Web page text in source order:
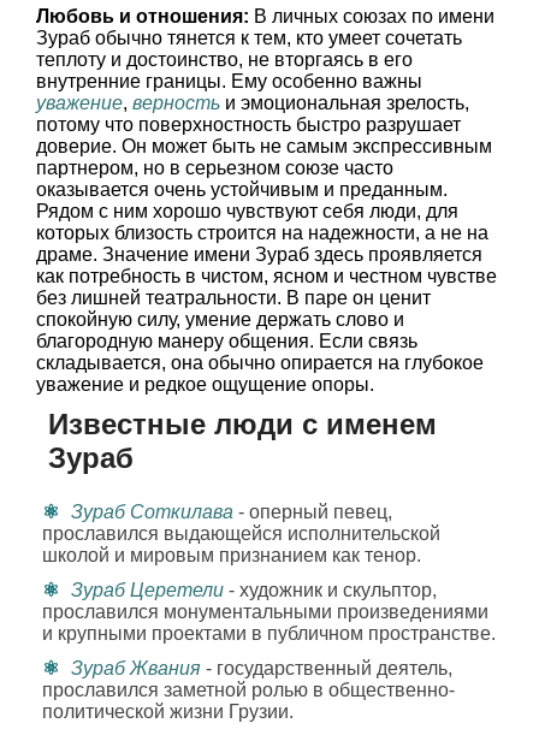
Любовь и отношения: В личных союзах по имени
Зураб обычно тянется к тем, кто умеет сочетать
теплоту и достоинство, не вторгаясь в его
внутренние границы. Ему особенно важны
уважение, верность и эмоциональная зрелость,
потому что поверхностность быстро разрушает
доверие. Он может быть не самым экспрессивным
партнером, но в серьезном союзе часто
оказывается очень устойчивым и преданным.
Рядом с ним хорошо чувствуют себя люди, для
которых близость строится на надежности, а не на
драме. Значение имени Зураб здесь проявляется
как потребность в чистом, ясном и честном чувстве
без лишней театральности. В паре он ценит
спокойную силу, умение держать слово и
благородную манеру общения. Если связь
складывается, она обычно опирается на глубокое
уважение и редкое ощущение опоры.
Известные люди с именем
Зураб
Зураб Соткилава - оперный певец,
прославился выдающейся исполнительской
школой и мировым признанием как тенор.
Зураб Церетели - художник и скульптор,
прославился монументальными произведениями
и крупными проектами в публичном пространстве.
Зураб Жвания - государственный деятель,
прославился заметной ролью в общественно-
политической жизни Грузии.